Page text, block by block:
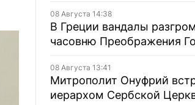
08 Августа 14:38
В Греции вандалы
часовню Преображения
08 Августа 13:41
Митрополит Онуфрий
иерархом Сербской